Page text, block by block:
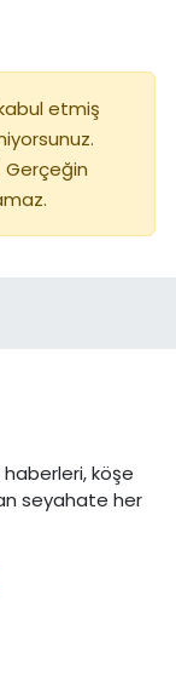
etmiş
Gerçeğin
köşe
seyahate her